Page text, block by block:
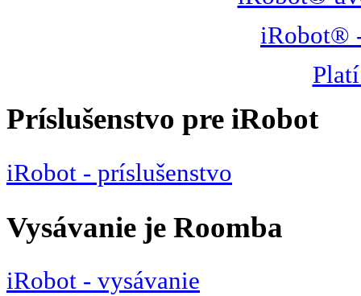
iRobot®
Príslušenstvo pre iRobot
iRobot - príslušenstvo
Vysávanie je Roomba
iRobot - vysávanie